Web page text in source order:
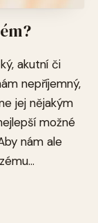
akutní či
nepříjemný,
jej nějakým
možné
nám ale